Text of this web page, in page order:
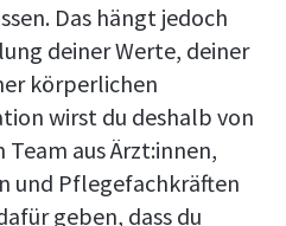
Das hängt jedoch
deiner Werte, deiner
körperlichen
wirst du deshalb von
aus Ärzt:innen,
und Pflegefachkräften
geben, dass du